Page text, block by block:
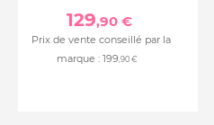
129,90 €
Prix de vente conseillé par la
marque : 199,90 €